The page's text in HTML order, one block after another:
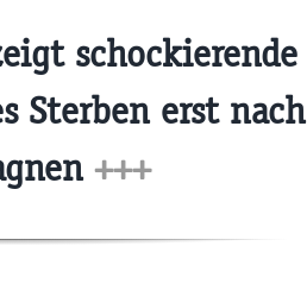
schockierende
Sterben erst nach
+++